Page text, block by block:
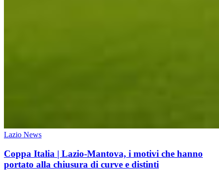
Lazio News
Coppa Italia | Lazio-Mantova, i motivi che hanno
portato alla chiusura di curve e distinti